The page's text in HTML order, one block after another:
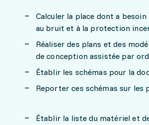
Calculer la place dont a
au bruit et à la protection
Réaliser des plans et des
de conception assistée par
Établir les schémas pour la
Reporter ces schémas sur
Établir la liste du matériel et